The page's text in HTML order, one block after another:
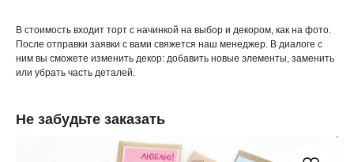
В стоимость входит торт с начинкой на выбор и декором, как на фото.
После отправки заявки с вами свяжется наш менеджер. В диалоге с
ним вы сможете изменить декор: добавить новые элементы, заменить
или убрать часть деталей.
Не забудьте заказать